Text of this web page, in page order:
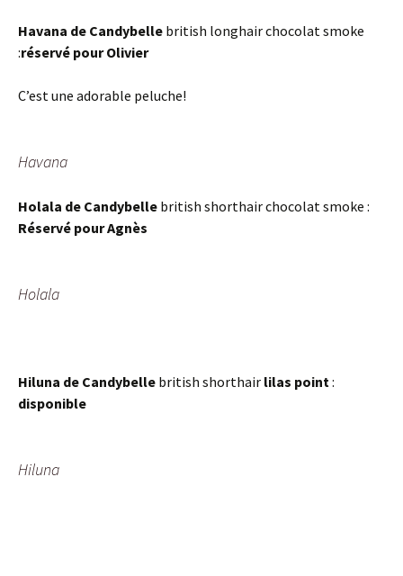
Havana de Candybelle british longhair chocolat smoke
:réservé pour Olivier
C’est une adorable peluche!
Havana
Holala de Candybelle british shorthair chocolat smoke :
Réservé pour Agnès
Holala
Hiluna de Candybelle british shorthair lilas point:
disponible
Hiluna